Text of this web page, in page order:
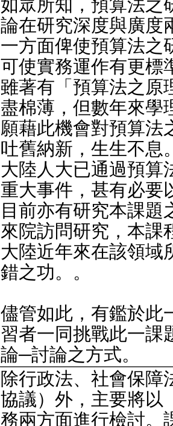
如眾所知，預算法之
論在研究深度與廣度
一方面俾使預算法之
可使實務運作有更標
雖著有「預算法之原
盡棉薄，但數年來學
願藉此機會對預算法
吐舊納新，生生不息
大陸人大已通過預算
重大事件，甚有必要
目前亦有研究本課
來院訪問研究，本課
大陸近年來在該領域
錯之功。。
儘管如此，有鑑於此
習者一同挑戰此一課
論─討論之方式。
除行政法、社會保障
協議）外，主要將以
務兩方面進行檢討。